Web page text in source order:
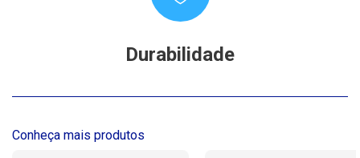
Durabilidade
Conheça mais produtos